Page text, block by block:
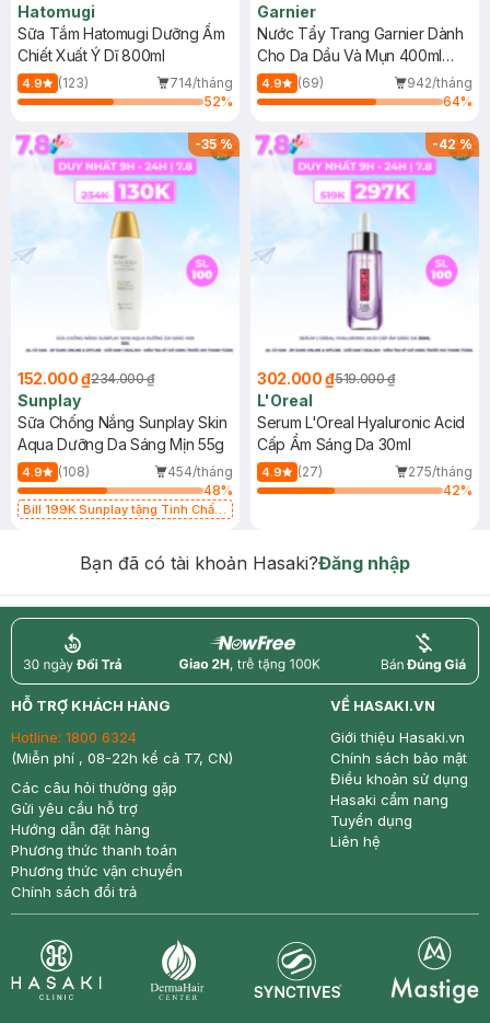
Hatomugi
Sữa Tắm Hatomugi Dưỡng Ẩm
Chiết Xuất Ý Dĩ 800ml
4.9 (123)
714/tháng
52%
Garnier
Nước Tẩy Trang Garnier Dành
Cho Da Dầu Và Mụn 400ml
(Mới)
4.9 (69)
942/tháng
64%
-35%
152.000 ₫234.000 ₫
Sunplay
Sữa Chống Nắng Sunplay Skin
Aqua Dưỡng Da Sáng Mịn 55g
4.9 (108)
454/tháng
48%
Bill 199K Sunplay tặng Tinh Chất
-42%
302.000 ₫519.000 ₫
L'Oreal
Serum L'Oreal Hyaluronic Acid
Cấp Ẩm Sáng Da 30ml
4.9 (27)
275/tháng
42%
Bạn đã có tài khoản Hasaki?Đăng nhập
return nowfree price
HỖ TRỢ KHÁCH HÀNG
Hotline: 1800 6324
(Miễn phí , 08-22h kể cả T7, CN)
Các câu hỏi thường gặp
Gửi yêu cầu hỗ trợ
Hướng dẫn đặt hàng
Phương thức thanh toán
Phương thức vận chuyển
Chính sách đổi trả
VỀ HASAKI.VN
Giới thiệu Hasaki.vn
Chính sách bảo mật
Điều khoản sử dụng
Hasaki cẩm nang
Tuyển dụng
Liên hệ